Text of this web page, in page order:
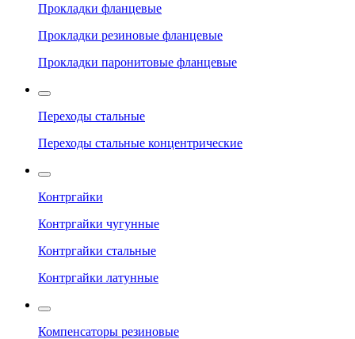
Прокладки фланцевые
Прокладки резиновые фланцевые
Прокладки паронитовые фланцевые
Переходы стальные
Переходы стальные концентрические
Контргайки
Контргайки чугунные
Контргайки стальные
Контргайки латунные
Компенсаторы резиновые